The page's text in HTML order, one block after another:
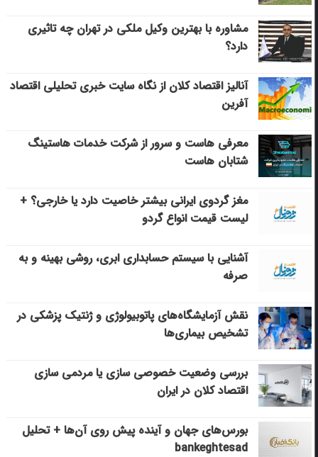
مشاوره با بهترین وکیل ملکی در تهران چه تاثیری
دارد؟
آنالیز اقتصاد کلان از نگاه سایت خبری تحلیلی اقتصاد
آفرین
معرفی هاست و سرور از شرکت خدمات هاستینگ
شتابان هاست
مغز گردوی ایرانی بیشتر خاصیت دارد یا خارجی؟ +
لیست قیمت انواع گردو
آشنایی با سیستم حسابداری ابری، روشی بهینه و به
صرفه
نقش آزمایشگاه‌های پاتوبیولوژی و ژنتیک پزشکی در
تشخیص بیماری‌ها
بررسی وضعیت خصوصی سازی یا مردمی سازی
اقتصاد کلان در ایران
بورس‌های جهان و آینده پیش روی آن‌ها + تحلیل
bankeghtesad